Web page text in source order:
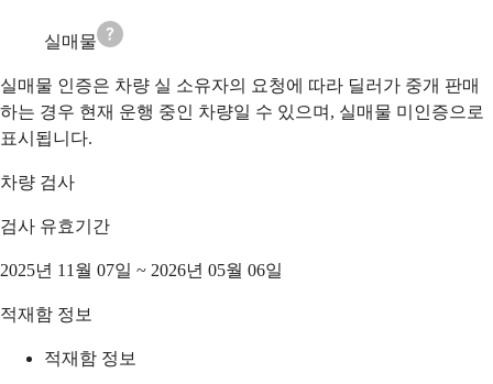
실매물
실매물 인증은 차량 실 소유자의 요청에 따라 딜러가 중개 판매
하는 경우 현재 운행 중인 차량일 수 있으며, 실매물 미인증으로
표시됩니다.
차량 검사
검사 유효기간
2025년 11월 07일 ~ 2026년 05월 06일
적재함 정보
적재함 정보